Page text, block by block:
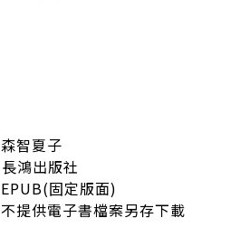
森智夏子
長鴻出版社
EPUB(固定版面)
不提供電子書檔案另存下載